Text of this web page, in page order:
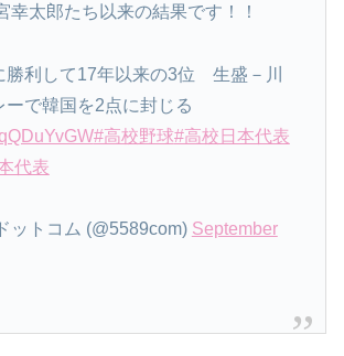
幸太郎たち以来の結果です！！
勝利して17年以来の3位 生盛－川
ーで韓国を2点に封じる
#高校野球#高校日本代表
代表
ットコム (@5589com) September